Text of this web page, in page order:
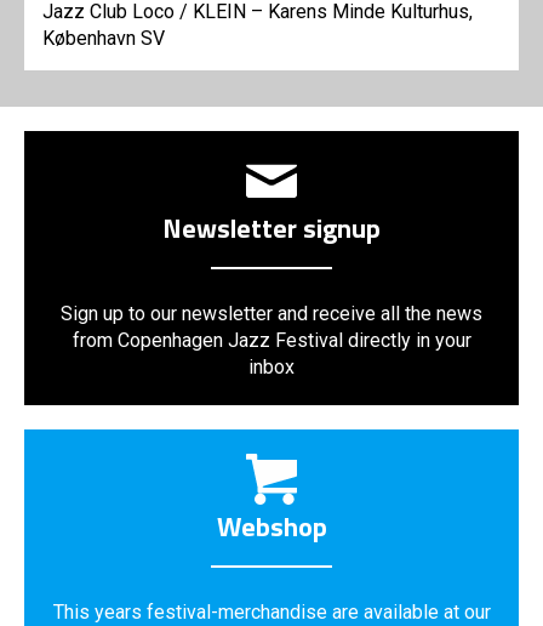
Jazz Club Loco / KLEIN – Karens Minde Kulturhus,
København SV
Newsletter signup
Sign up to our newsletter and receive all the news
from Copenhagen Jazz Festival directly in your
inbox
Webshop
This years festival-merchandise are available at our